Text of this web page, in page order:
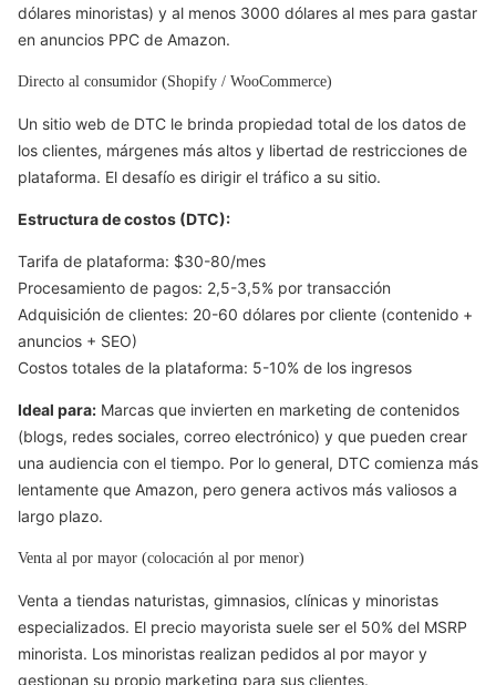
dólares minoristas) y al menos 3000 dólares al mes para gastar
en anuncios PPC de Amazon.
Directo al consumidor (Shopify / WooCommerce)
Un sitio web de DTC le brinda propiedad total de los datos de
los clientes, márgenes más altos y libertad de restricciones de
plataforma. El desafío es dirigir el tráfico a su sitio.
Estructura de costos (DTC):
Tarifa de plataforma: $30-80/mes
Procesamiento de pagos: 2,5-3,5% por transacción
Adquisición de clientes: 20-60 dólares por cliente (contenido +
anuncios + SEO)
Costos totales de la plataforma: 5-10% de los ingresos
Ideal para: Marcas que invierten en marketing de contenidos
(blogs, redes sociales, correo electrónico) y que pueden crear
una audiencia con el tiempo. Por lo general, DTC comienza más
lentamente que Amazon, pero genera activos más valiosos a
largo plazo.
Venta al por mayor (colocación al por menor)
Venta a tiendas naturistas, gimnasios, clínicas y minoristas
especializados. El precio mayorista suele ser el 50% del MSRP
minorista. Los minoristas realizan pedidos al por mayor y
gestionan su propio marketing para sus clientes.